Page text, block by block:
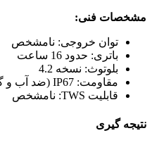
مشخصات فنی:
توان خروجی: نامشخص
باتری: حدود 16 ساعت
بلوتوث: نسخه 4.2
مقاومت: IP67 (ضد آب و گردوغبار)
قابلیت TWS: نامشخص
نتیجه‌ گیری